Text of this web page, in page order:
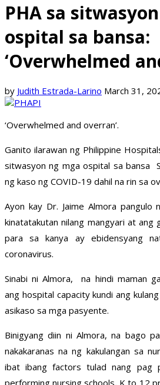
PHA sa
ospital sa bansa:
‘Overwhelmed
by Judith Estrada-Larino March 31,
‘Overwhelmed and overran’.
Ganito ilarawan ng Philippine
sitwasyon ng mga ospital sa bansa
ng kaso ng COVID-19 dahil na rin sa
Ayon kay Dr. Jaime Almora pangulo
kinatatakutan nilang mangyari at ang
para sa kanya ay ebidensyang
coronavirus.
Sinabi ni Almora, na hindi maman
ang hospital capacity kundi ang
asikaso sa mga pasyente.
Binigyang diin ni Almora, na bago
nakakaranas na ng kakulangan sa
ibat ibang factors tulad nang pag